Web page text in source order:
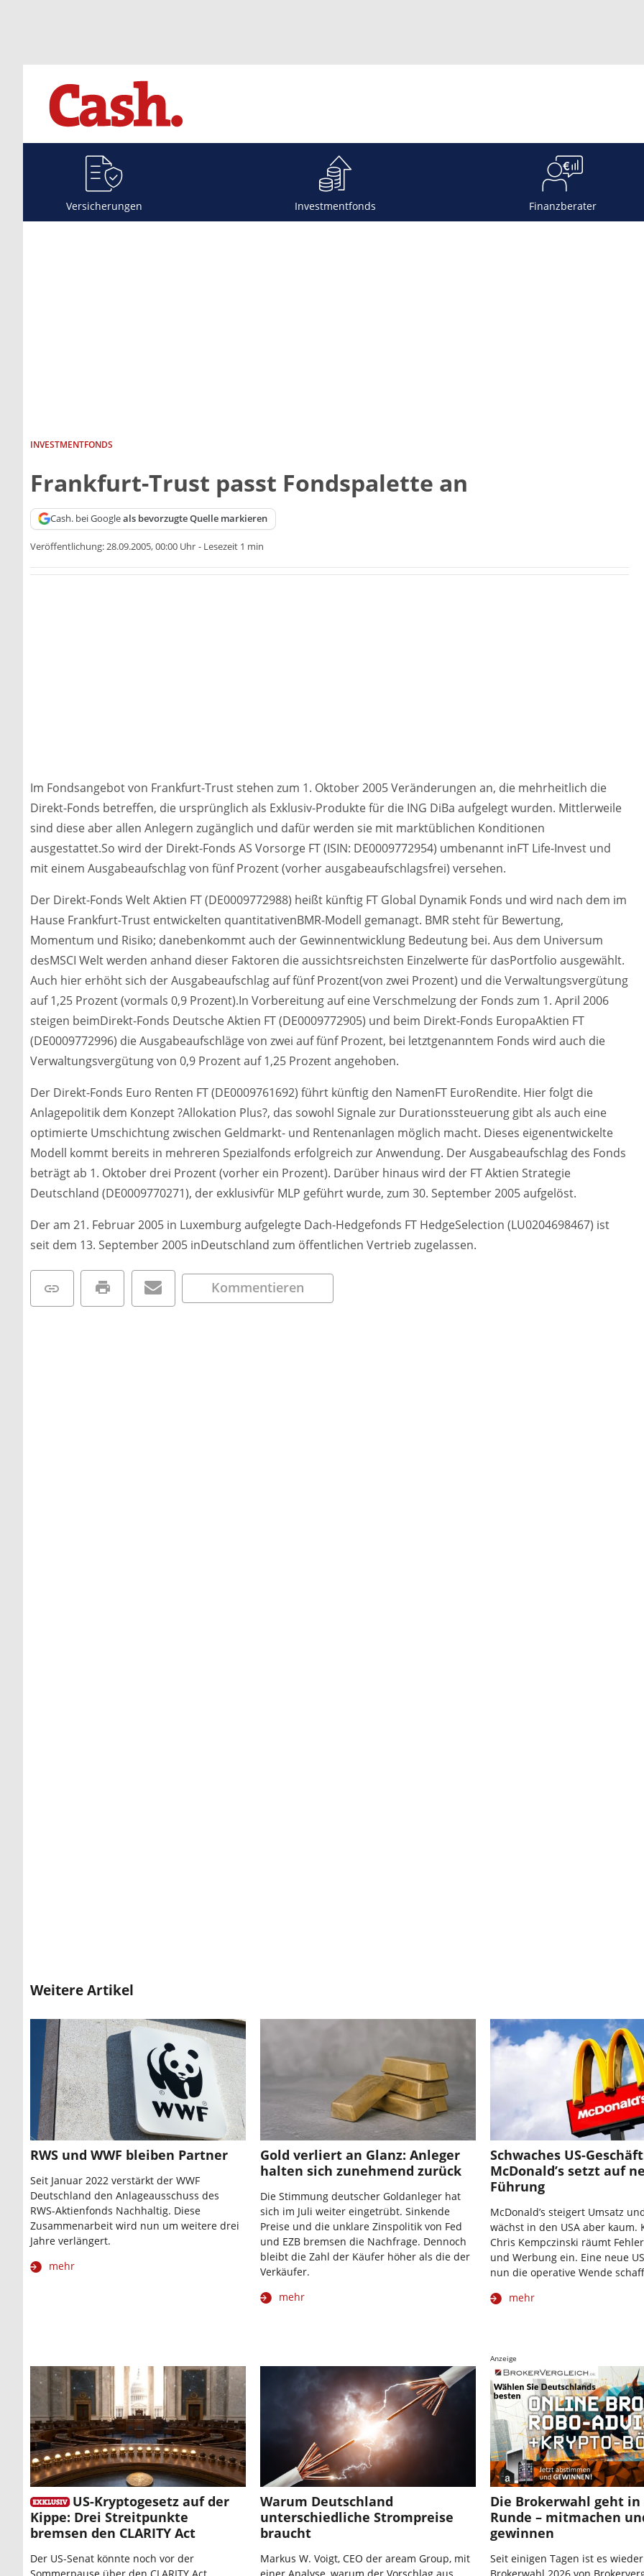
Versicherungen Investmentfonds Finanzberater
INVESTMENTFONDS
Frankfurt-Trust passt Fondspalette an
Cash. bei Googleals bevorzugte Quelle markieren
Veröffentlichung:28.09.2005, 00:00 Uhr - Lesezeit 1 min
Im Fondsangebot von Frankfurt-Trust stehen zum 1. Oktober 2005 Veränderungen an, die mehrheitlich die
Direkt-Fonds betreffen, die ursprünglich als Exklusiv-Produkte für die ING DiBa aufgelegt wurden. Mittlerweile
sind diese aber allen Anlegern zugänglich und dafür werden sie mit marktüblichen Konditionen
ausgestattet.So wird der Direkt-Fonds AS Vorsorge FT (ISIN: DE0009772954) umbenannt inFT Life-Invest und
mit einem Ausgabeaufschlag von fünf Prozent (vorher ausgabeaufschlagsfrei) versehen.
Der Direkt-Fonds Welt Aktien FT (DE0009772988) heißt künftig FT Global Dynamik Fonds und wird nach dem im
Hause Frankfurt-Trust entwickelten quantitativenBMR-Modell gemanagt. BMR steht für Bewertung,
Momentum und Risiko; danebenkommt auch der Gewinnentwicklung Bedeutung bei. Aus dem Universum
desMSCI Welt werden anhand dieser Faktoren die aussichtsreichsten Einzelwerte für dasPortfolio ausgewählt.
Auch hier erhöht sich der Ausgabeaufschlag auf fünf Prozent(von zwei Prozent) und die Verwaltungsvergütung
auf 1,25 Prozent (vormals 0,9 Prozent).In Vorbereitung auf eine Verschmelzung der Fonds zum 1. April 2006
steigen beimDirekt-Fonds Deutsche Aktien FT (DE0009772905) und beim Direkt-Fonds EuropaAktien FT
(DE0009772996) die Ausgabeaufschläge von zwei auf fünf Prozent, bei letztgenanntem Fonds wird auch die
Verwaltungsvergütung von 0,9 Prozent auf 1,25 Prozent angehoben.
Der Direkt-Fonds Euro Renten FT (DE0009761692) führt künftig den NamenFT EuroRendite. Hier folgt die
Anlagepolitik dem Konzept ?Allokation Plus?, das sowohl Signale zur Durationssteuerung gibt als auch eine
optimierte Umschichtung zwischen Geldmarkt- und Rentenanlagen möglich macht. Dieses eigenentwickelte
Modell kommt bereits in mehreren Spezialfonds erfolgreich zur Anwendung. Der Ausgabeaufschlag des Fonds
beträgt ab 1. Oktober drei Prozent (vorher ein Prozent). Darüber hinaus wird der FT Aktien Strategie
Deutschland (DE0009770271), der exklusivfür MLP geführt wurde, zum 30. September 2005 aufgelöst.
Der am 21. Februar 2005 in Luxemburg aufgelegte Dach-Hedgefonds FT HedgeSelection (LU0204698467) ist
seit dem 13. September 2005 inDeutschland zum öffentlichen Vertrieb zugelassen.
Kommentieren
Weitere Artikel
RWS und WWF bleiben Partner
Seit Januar 2022 verstärkt der WWF
Deutschland den Anlageausschuss des
RWS-Aktienfonds Nachhaltig. Diese
Zusammenarbeit wird nun um weitere drei
Jahre verlängert.
mehr
Gold verliert an Glanz: Anleger
halten sich zunehmend zurück
Die Stimmung deutscher Goldanleger hat
sich im Juli weiter eingetrübt. Sinkende
Preise und die unklare Zinspolitik von Fed
und EZB bremsen die Nachfrage. Dennoch
bleibt die Zahl der Käufer höher als die der
Verkäufer.
mehr
Schwaches US-
McDonald’s setzt auf
Führung
McDonald’s steigert Umsatz
wächst in den USA aber kaum.
Chris Kempczinski räumt
und Werbung ein. Eine neue
nun die operative Wende
mehr
US-Kryptogesetz auf der
Kippe: Drei Streitpunkte
bremsen den CLARITY Act
Der US-Senat könnte noch vor der
Warum Deutschland
unterschiedliche Strompreise
braucht
Markus W. Voigt, CEO der aream Group, mit
Anzeige
Die Brokerwahl geht in
Runde – mitmachen
gewinnen
Seit einigen Tagen ist es